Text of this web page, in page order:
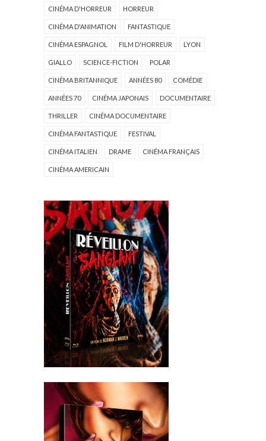
CINÉMA D'HORREUR HORREUR
CINÉMA D'ANIMATION FANTASTIQUE
CINÉMA ESPAGNOL FILM D'HORREUR LYON
GIALLO SCIENCE-FICTION POLAR
CINÉMA BRITANNIQUE ANNÉES 80 COMÉDIE
ANNÉES 70 CINÉMA JAPONAIS DOCUMENTAIRE
THRILLER CINÉMA DOCUMENTAIRE
CINÉMA FANTASTIQUE FESTIVAL
CINÉMA ITALIEN DRAME CINÉMA FRANÇAIS
CINÉMA AMERICAIN